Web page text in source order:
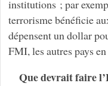
institutions ; par
terrorisme bénéficie
dépensent un dollar
FMI, les autres pays
Que devrait faire